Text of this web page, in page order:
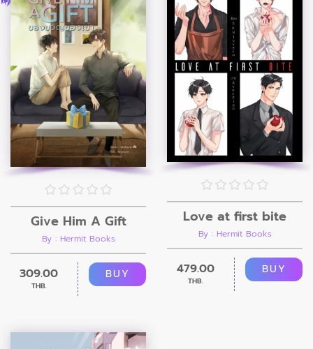
Give Him A Gift
By : Hermit Books
309.00
THB.
BUY
Love at first bite
By : Hermit Books
479.00
THB.
BUY